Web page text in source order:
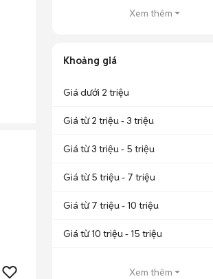
Xem thêm
Khoảng giá
Giá dưới 2 triệu
Giá từ 2 triệu - 3 triệu
Giá từ 3 triệu - 5 triệu
Giá từ 5 triệu - 7 triệu
Giá từ 7 triệu - 10 triệu
Giá từ 10 triệu - 15 triệu
Xem thêm